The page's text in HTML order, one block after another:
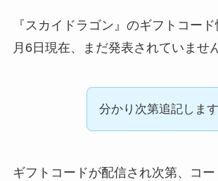
『スカイドラゴン』のギフトコー
月6日現在、まだ発表されていませ
分かり次第追記します
ギフトコードが配信され次第、コ